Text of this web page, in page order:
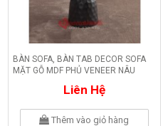
BÀN SOFA, BÀN TAB DECOR SOFA
MẶT GỖ MDF PHỦ VENEER NÂU
Liên Hệ
Thêm vào giỏ hàng